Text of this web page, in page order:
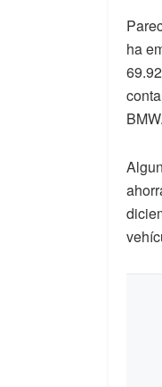
ha
BMW.